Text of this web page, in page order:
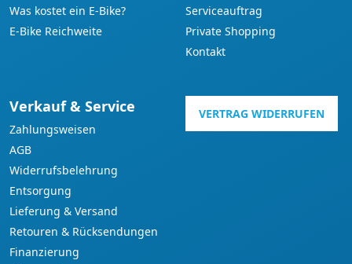
Was kostet ein E-Bike?
E-Bike Reichweite
Serviceauftrag
Private Shopping
Kontakt
Verkauf & Service
Zahlungsweisen
AGB
Widerrufsbelehrung
Entsorgung
Lieferung & Versand
Retouren & Rücksendungen
Finanzierung
VERTRAG WIDERRUFEN